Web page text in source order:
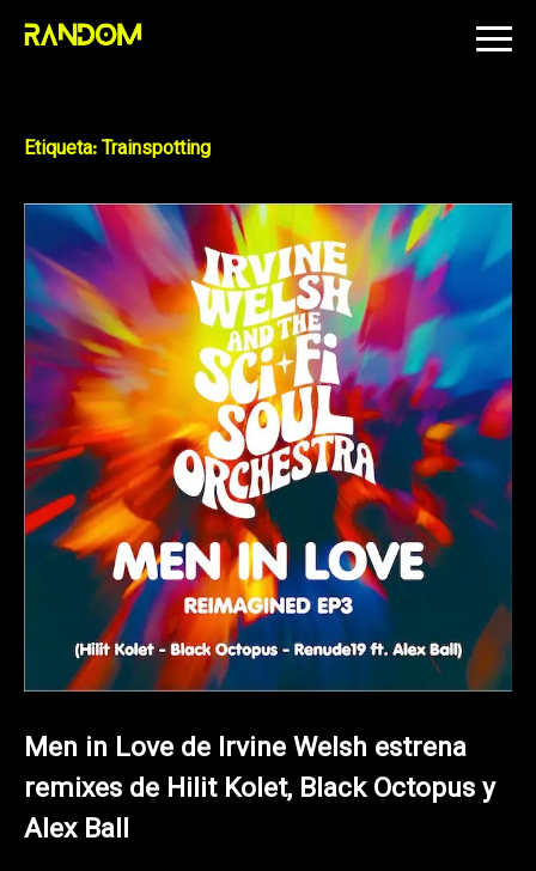
Skip
Etiqueta:Trainspotting
Men in Love de Irvine Welsh estrena
remixes de Hilit Kolet, Black Octopus y
Alex Ball